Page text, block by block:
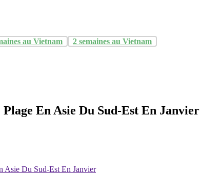
au Vietnam 2 semaines au Vietnam
En Asie Du Sud-Est En Janvier
Asie Du Sud-Est En Janvier